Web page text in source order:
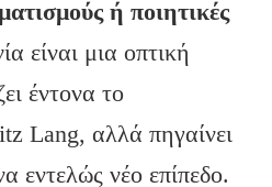
ή ποιητικές
είναι μια οπτική
έντονα το
Lang, αλλά πηγαίνει
εντελώς νέο επίπεδο.